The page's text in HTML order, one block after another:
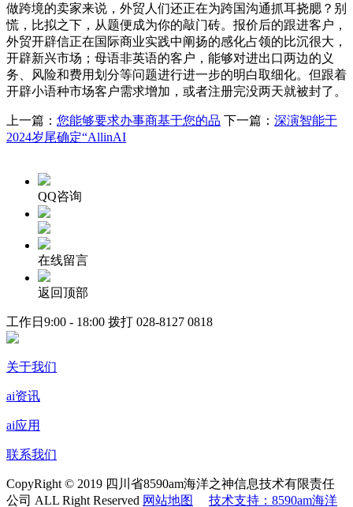
做跨境的卖家来说，外贸人们还正在为跨国沟通抓耳挠腮？别
慌，比拟之下，从题便成为你的敲门砖。报价后的跟进客户，
外贸开辟信正在国际商业实践中阐扬的感化占领的比沉很大，
开辟新兴市场；母语非英语的客户，能够对进出口两边的义
务、风险和费用划分等问题进行进一步的明白取细化。但跟着
开辟小语种市场客户需求增加，或者注册完没两天就被封了。
上一篇： 您能够要求办事商基于您的品 下一篇： 深演智能于
2024岁尾确定“AllinAI
QQ咨询
在线留言
返回顶部
工作日9:00 - 18:00 拨打 028-8127 0818
关于我们
ai资讯
ai应用
联系我们
CopyRight © 2019 四川省8590am海洋之神信息技术有限责任
公司 ALL Right Reserved 网站地图 技术支持：8590am海洋